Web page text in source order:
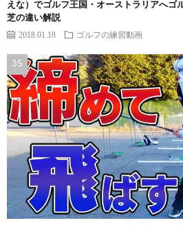
えな）でゴルフ王国・オーストラリアへゴ
芝の違い解説
2018.01.18 ゴルフの練習動画